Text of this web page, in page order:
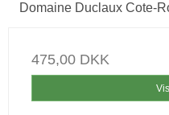
Domaine Duclaux Cote-
475,00 DKK